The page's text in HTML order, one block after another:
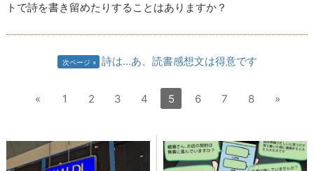
トで詩を書き留めたりすることはありますか？
次ページ 詩は…あ、読書感想文は得意です
« 1 2 3 4 5 6 7 8 »